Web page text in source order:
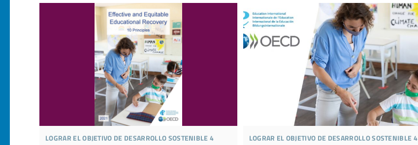
lograr el objetivo de desarrollo sostenible 4
lograr el objetivo de desarrollo sostenible 4